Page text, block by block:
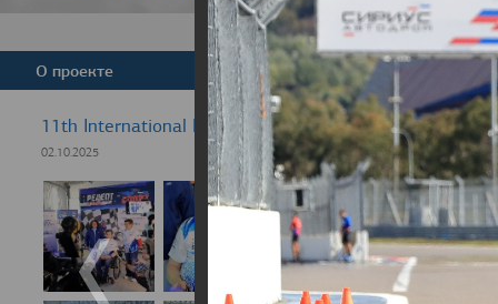
Версия для
О проекте Команда Новости
11th International Rezept-Sport Wheelchair Half
02.10.2025